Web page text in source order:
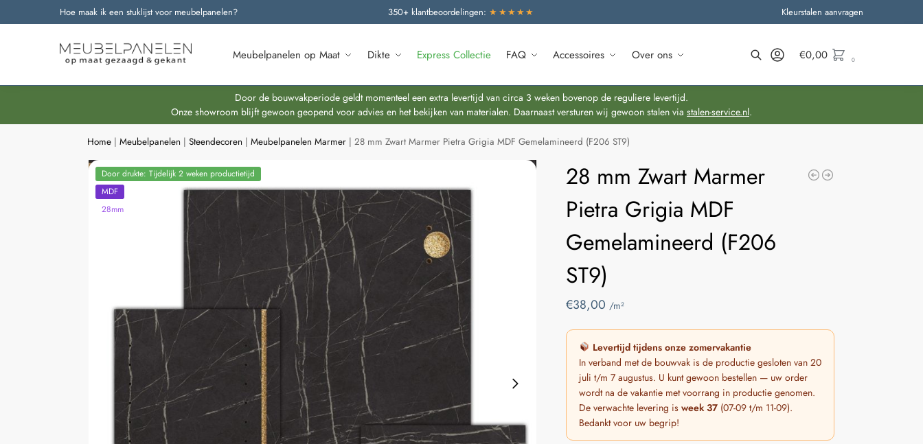
Hoe maak ik een stuklijst voor meubelpanelen? 350+ klantbeoordelingen: ★★★★★ Kleurstalen aanvragen
Meubelpanelen op Maat Dikte Express Collectie FAQ Accessoires Over ons
Onze nieuwste producten
€0,00 0
Door de bouwvakperiode geldt momenteel een extra levertijd van circa 3 weken bovenop de reguliere levertijd.
Onze showroom blijft gewoon geopend voor advies en het bekijken van materialen. Daarnaast versturen wij gewoon stalen via stalen-service.nl.
Home |Meubelpanelen |Steendecoren |Meubelpanelen Marmer |28 mm Zwart Marmer Pietra Grigia MDF Gemelamineerd (F206 ST9)
Door drukte: Tijdelijk 2 weken productietijd
MDF
28mm
28 mm Zwart Marmer
Pietra Grigia MDF
Gemelamineerd (F206
ST9)
€38,00 /m²
Levertijd tijdens onze zomervakantie
In verband met de bouwvak is de productie gesloten van 20
juli t/m 7 augustus. U kunt gewoon bestellen — uw order
wordt na de vakantie met voorrang in productie genomen.
De verwachte levering isweek 37 (07-09 t/m 11-09).
Bedankt voor uw begrip!